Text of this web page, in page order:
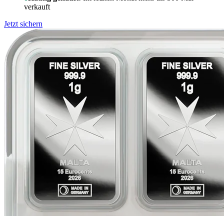
verkauft
Jetzt sichern